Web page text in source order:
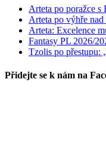
Arteta po poražce s
Arteta po výhře
Arteta: Excelence
Fantasy PL 2026/
Tzolis po přestupu:
Přidejte se k nám na